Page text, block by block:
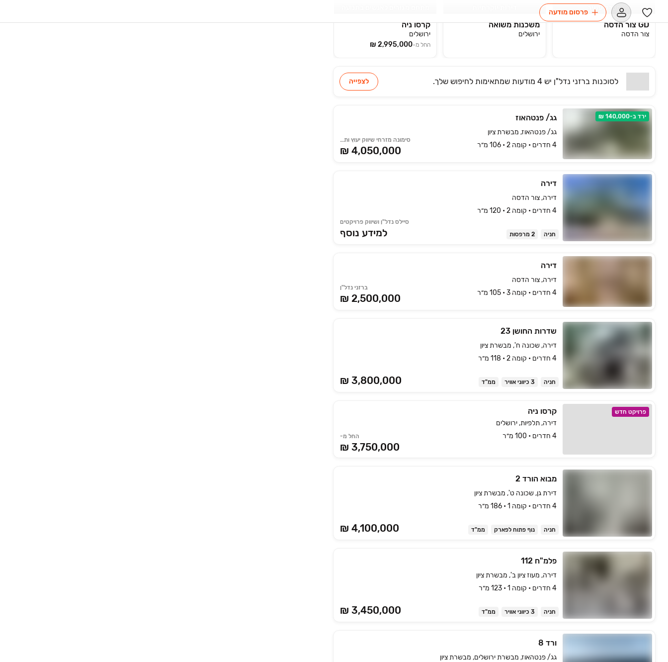
פרסום מודעה
מפרט עשיר
GD צור הדסה
צור הדסה
משכנות משואה
ירושלים
קרסו ניה
ירושלים
החל מ-
לסוכנות ברזני נדל"ן יש 4 מודעות שמתאימות לחיפוש שלך. לצפייה
ירד ב-140,000 ₪
סימונה מזרחי שיווק יעוץ ותיווך נדל"ן
₪ 4,050,000
גג/ פנטהאוז
גג/ פנטהאוז, מבשרת ציון
4 חדרים • קומה ‎2‏ • 106 מ״ר
סיילס נדל"ן ושיווק פרויקטים
למידע נוסף
דירה
דירה, צור הדסה
4 חדרים • קומה ‎2‏ • 120 מ״ר
חניה 2 מרפסות
ברזני נדל"ן
₪ 2,500,000
דירה
דירה, צור הדסה
4 חדרים • קומה ‎3‏ • 105 מ״ר
₪ 3,800,000
שדרות החושן 23
דירה, שכונה ח', מבשרת ציון
4 חדרים • קומה ‎2‏ • 118 מ״ר
חניה 3 כיווני אוויר ממ"ד
פרויקט חדש קרסו ניה
דירה, תלפיות, ירושלים
4 חדרים • 100 מ״ר
החל מ-
3,750,000 ₪
₪ 4,100,000
מבוא הורד 2
דירת גן, שכונה ט', מבשרת ציון
4 חדרים • קומה ‎1‏ • 186 מ״ר
חניה נוף פתוח לפארק ממ"ד
₪ 3,450,000
פלמ"ח 112
דירה, מעוז ציון ב', מבשרת ציון
4 חדרים • קומה ‎1‏ • 123 מ״ר
חניה 3 כיווני אוויר ממ"ד
ורד 8
גג/ פנטהאוז, מבשרת ירושלים, מבשרת ציון